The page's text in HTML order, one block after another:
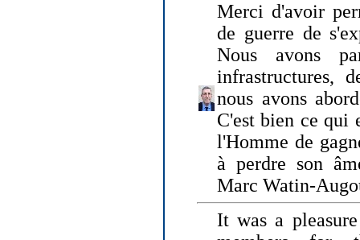
Merci d'avoir
de guerre de
Nous avons
infrastructures,
nous avons
C'est bien ce qui
l'Homme de
à perdre son
Marc Watin-
It was a